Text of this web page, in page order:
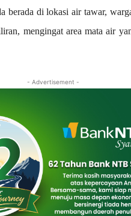
berada di lokasi air tawar,
mengingat area mata air
- Advertisement -